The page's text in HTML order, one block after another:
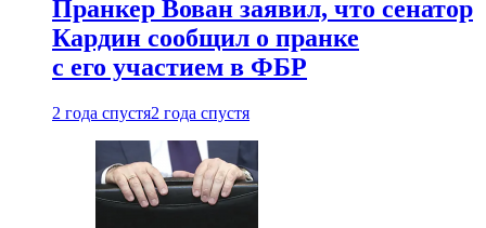
Пранкер Вован заявил, что сенатор
Кардин сообщил о пранке
с его участием в ФБР
2 года спустя2 года спустя